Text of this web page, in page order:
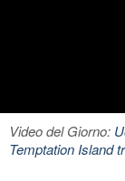
Video del Giorno:
Temptation Island